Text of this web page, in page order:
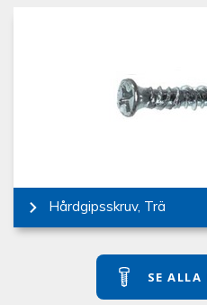
Hårdgipsskruv, Trä
SE ALLA